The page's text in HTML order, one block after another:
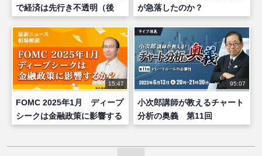
で経済は先行き不透明（後
編）
が急落したのか？
15:47
FOMC 2025年1月 ディープ
シークは金融政策に影響する
か？
95:07
小次郎講師が教えるチャート
分析の奥義 第11回